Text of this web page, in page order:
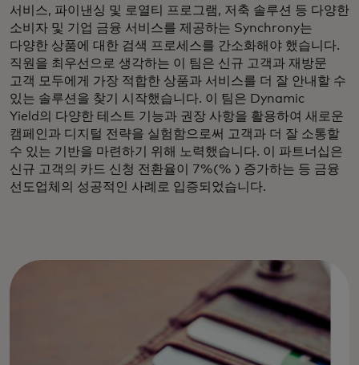
서비스, 파이낸싱 및 로열티 프로그램, 저축 솔루션 등 다양한
소비자 및 기업 금융 서비스를 제공하는 Synchrony는
다양한 상품에 대한 검색 프로세스를 간소화해야 했습니다.
직원을 최우선으로 생각하는 이 팀은 신규 고객과 재방문
고객 모두에게 가장 적합한 상품과 서비스를 더 잘 안내할 수
있는 솔루션을 찾기 시작했습니다. 이 팀은 Dynamic
Yield의 다양한 테스트 기능과 권장 사항을 활용하여 새로운
캠페인과 디지털 전략을 실험함으로써 고객과 더 잘 소통할
수 있는 기반을 마련하기 위해 노력했습니다. 이 파트너십은
신규 고객의 카드 신청 전환율이 7%(% ) 증가하는 등 금융
선도업체의 성공적인 사례로 입증되었습니다.